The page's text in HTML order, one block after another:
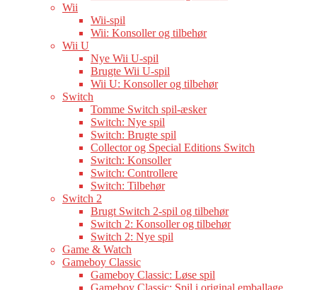
Wii
Wii-spil
Wii: Konsoller og tilbehør
Wii U
Nye Wii U-spil
Brugte Wii U-spil
Wii U: Konsoller og tilbehør
Switch
Tomme Switch spil-æsker
Switch: Nye spil
Switch: Brugte spil
Collector og Special Editions Switch
Switch: Konsoller
Switch: Controllere
Switch: Tilbehør
Switch 2
Brugt Switch 2-spil og tilbehør
Switch 2: Konsoller og tilbehør
Switch 2: Nye spil
Game & Watch
Gameboy Classic
Gameboy Classic: Løse spil